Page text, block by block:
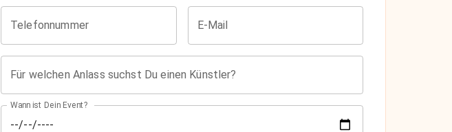
Telefonnummer E-Mail
Für welchen Anlass suchst Du einen Künstler?
Wann ist Dein Event?